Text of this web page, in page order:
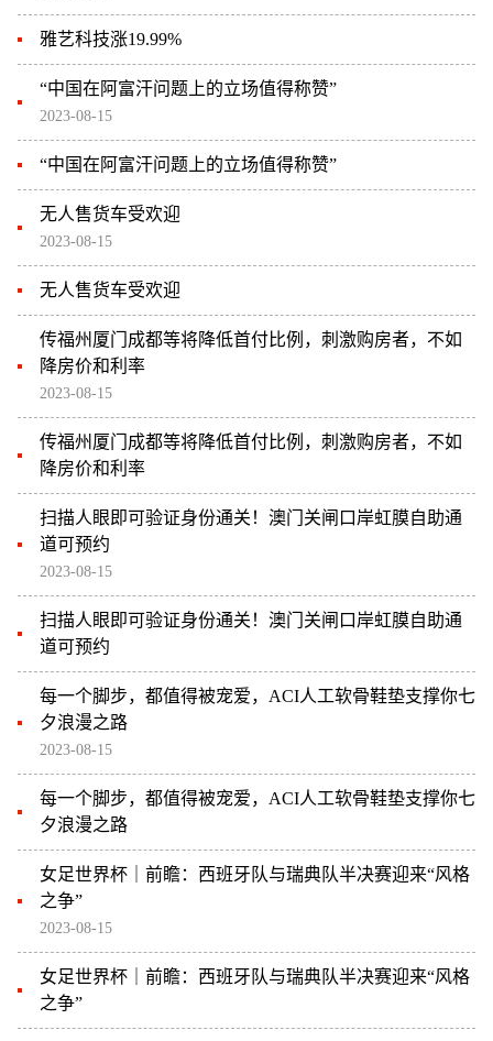
雅艺科技涨19.99%
“中国在阿富汗问题上的立场值得称赞”
2023-08-15
“中国在阿富汗问题上的立场值得称赞”
无人售货车受欢迎
2023-08-15
无人售货车受欢迎
传福州厦门成都等将降低首付比例，刺激购房者，不如
降房价和利率
2023-08-15
传福州厦门成都等将降低首付比例，刺激购房者，不如
降房价和利率
扫描人眼即可验证身份通关！澳门关闸口岸虹膜自助通
道可预约
2023-08-15
扫描人眼即可验证身份通关！澳门关闸口岸虹膜自助通
道可预约
每一个脚步，都值得被宠爱，ACI人工软骨鞋垫支撑你七
夕浪漫之路
2023-08-15
每一个脚步，都值得被宠爱，ACI人工软骨鞋垫支撑你七
夕浪漫之路
女足世界杯｜前瞻：西班牙队与瑞典队半决赛迎来“风格
之争”
2023-08-15
女足世界杯｜前瞻：西班牙队与瑞典队半决赛迎来“风格
之争”